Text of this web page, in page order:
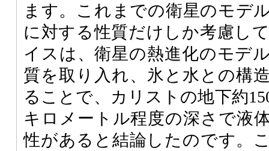
ます。これまでの衛星のモデ
に対する性質だけしか考慮し
イスは、衛星の熱進化のモデ
質を取り入れ、氷と水との構
ることで、カリストの地下約
キロメートル程度の深さで液
性があると結論したのです。